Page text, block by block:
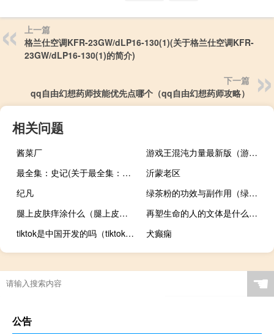
上一篇
格兰仕空调KFR-23GW/dLP16-130(1)(关于格兰仕空调KFR-
23GW/dLP16-130(1)的简介)
下一篇
qq自由幻想药师技能优先点哪个（qq自由幻想药师攻略）
相关问题
酱菜厂
游戏王混沌力量最新版（游戏王混沌力量全卡档）
最全集：史记(关于最全集：史记的简介)
沂蒙老区
纪凡
绿茶粉的功效与副作用（绿茶粉的功效与作用）
腿上皮肤痒涂什么（腿上皮肤痒怎么办）
再塑生命的人的文体是什么（再塑生命的人的体裁是什么）
tiktok是中国开发的吗（tiktok是不是中国开发的）
犬癫痫
☚
公告